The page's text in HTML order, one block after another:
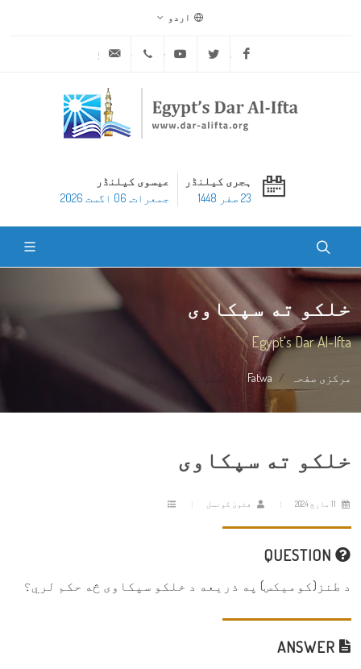
اردو
Facebook
Twitter
Youtube
ہجری کیلنڈر
23 صفر 1448
عیسوی کیلنڈر
جمعرات, 06 اگست 2026
خلکو ته سپکاوی
Egypt's Dar Al-Ifta
مرکزی صفحہ Fatwa خلکو ته سپکاوی
خلکو ته سپکاوی
فتویٰ کونسل
د طنز(كوميكس) په ذریعه د خلکو سپکاوی څه حکم لري؟